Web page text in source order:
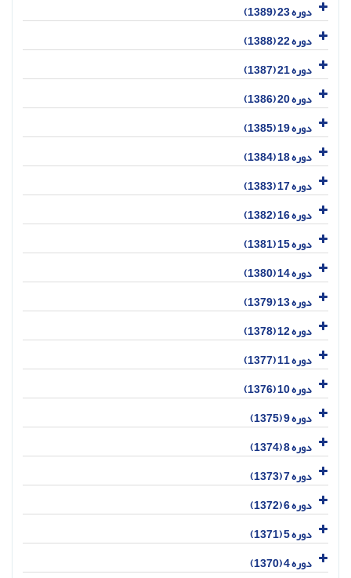
دوره 23 (1389)
دوره 22 (1388)
دوره 21 (1387)
دوره 20 (1386)
دوره 19 (1385)
دوره 18 (1384)
دوره 17 (1383)
دوره 16 (1382)
دوره 15 (1381)
دوره 14 (1380)
دوره 13 (1379)
دوره 12 (1378)
دوره 11 (1377)
دوره 10 (1376)
دوره 9 (1375)
دوره 8 (1374)
دوره 7 (1373)
دوره 6 (1372)
دوره 5 (1371)
دوره 4 (1370)